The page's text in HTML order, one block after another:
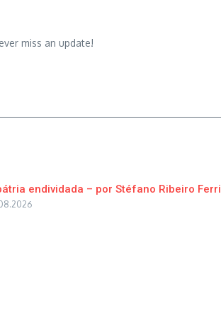
miss an update!
endividada – por Stéfano Ribeiro Ferri